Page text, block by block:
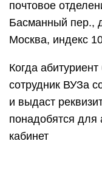
почтовое
Басманный пер.,
Москва, индекс
Когда
сотрудник ВУЗа
и выдаст
понадобятся для
кабинет